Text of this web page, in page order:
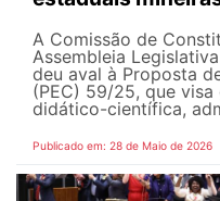
A Comissão de
Assembleia
deu aval à Proposta
(PEC) 59/25, que
didático-científica,
Publicado em: 28 de Maio de 2026